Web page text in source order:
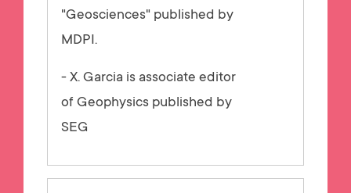
"Geosciences" published by
MDPI.
- X. Garcia is associate editor
of Geophysics published by
SEG